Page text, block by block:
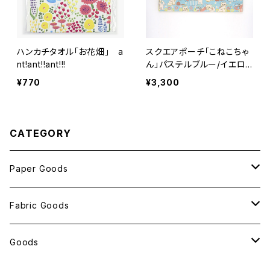
ハンカチタオル「お花畑」 a
nt!ant!!ant!!!
¥770
スクエアポーチ「こねこちゃ
ん」パステルブルー/イエロ
ー 1個 ant!ant!!ant!!!
¥3,300
CATEGORY
Paper Goods
おしゃれ紙
ポストカード
Fabric Goods
ポーチ
Goods